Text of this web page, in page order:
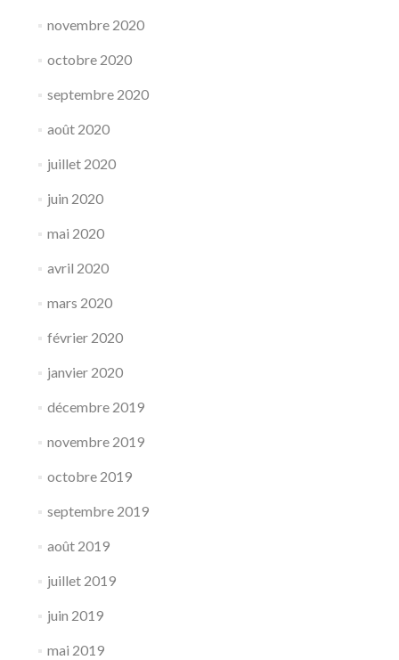
novembre 2020
octobre 2020
septembre 2020
août 2020
juillet 2020
juin 2020
mai 2020
avril 2020
mars 2020
février 2020
janvier 2020
décembre 2019
novembre 2019
octobre 2019
septembre 2019
août 2019
juillet 2019
juin 2019
mai 2019